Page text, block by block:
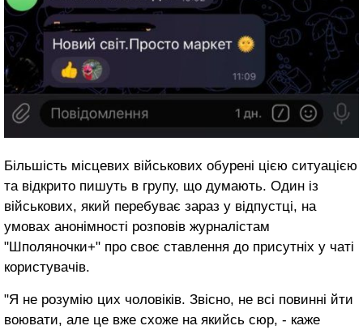
Більшість місцевих військових обурені цією ситуацією
та відкрито пишуть в групу, що думають. Один із
військових, який перебуває зараз у відпустці, на
умовах анонімності розповів журналістам
"Шполяночки+" про своє ставлення до присутніх у чаті
користувачів.
"Я не розумію цих чоловіків. Звісно, не всі повинні йти
воювати, але це вже схоже на якийсь сюр, - каже